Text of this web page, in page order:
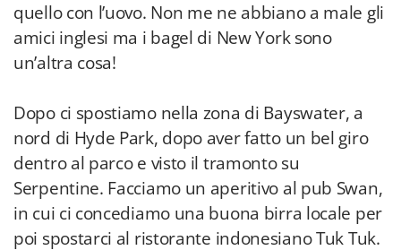
quello con l’uovo. Non me ne abbiano a male gli
amici inglesi ma i bagel di New York sono
un’altra cosa!
Dopo ci spostiamo nella zona di Bayswater, a
nord di Hyde Park, dopo aver fatto un bel giro
dentro al parco e visto il tramonto su
Serpentine. Facciamo un aperitivo al pub Swan,
in cui ci concediamo una buona birra locale per
poi spostarci al ristorante indonesiano Tuk Tuk.